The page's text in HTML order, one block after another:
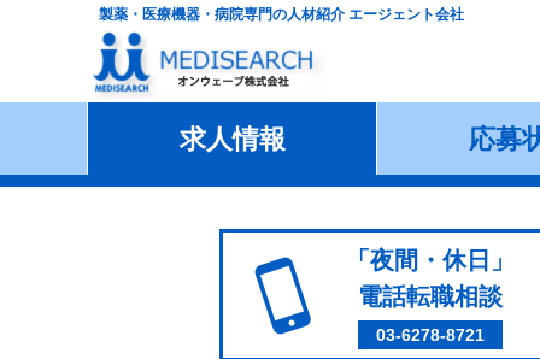
製薬・医療機器・病院専門の人材紹介 エージェント会社
求人情報 応募
「夜間・休日」
電話転職相談
03-6278-8721